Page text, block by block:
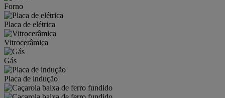
Forno
Placa de elétrica
Vitrocerâmica
Gás
Placa de indução